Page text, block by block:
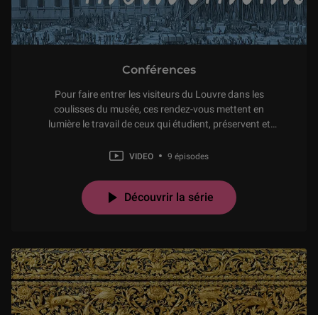
Conférences
Pour faire entrer les visiteurs du Louvre dans les
coulisses du musée, ces rendez-vous mettent en
lumière le travail de ceux qui étudient, préservent et
l’occasion, pour un conservateur et ses invités, de
VIDEO 9 épisodes
Découvrir la série